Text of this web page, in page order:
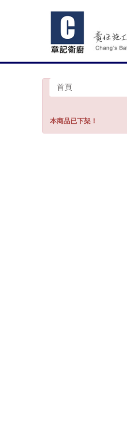
首頁
本商品已下架！